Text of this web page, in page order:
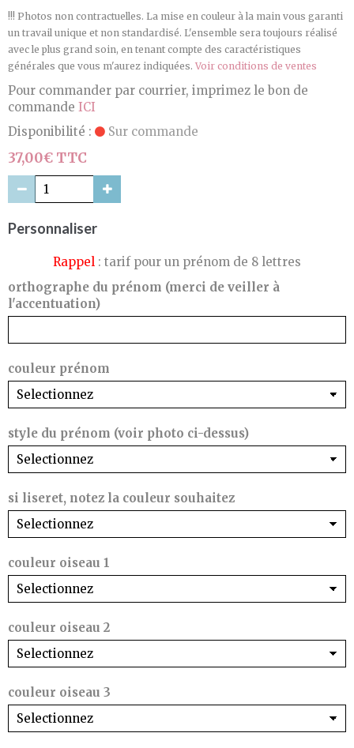
!!! Photos non contractuelles. La mise en couleur à la main vous garanti
un travail unique et non standardisé. L'ensemble sera toujours réalisé
avec le plus grand soin, en tenant compte des caractéristiques
générales que vous m'aurez indiquées. Voir conditions de ventes
Pour commander par courrier, imprimez le bon de
commande ICI
Disponibilité :
Sur commande
37,00€ TTC
Personnaliser
Rappel : tarif pour un prénom de 8 lettres
orthographe du prénom (merci de veiller à
l'accentuation)
couleur prénom
style du prénom (voir photo ci-dessus)
si liseret, notez la couleur souhaitez
couleur oiseau 1
couleur oiseau 2
couleur oiseau 3